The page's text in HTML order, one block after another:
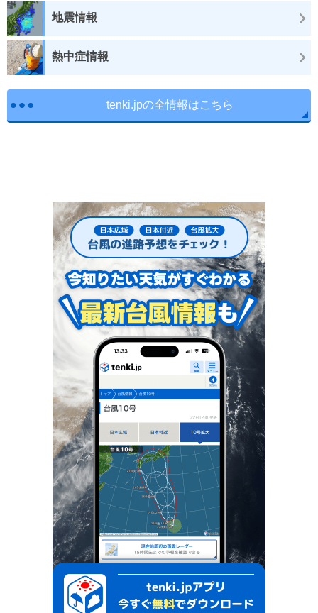
地震情報
熱中症情報
tenki.jpの全情報はこちら